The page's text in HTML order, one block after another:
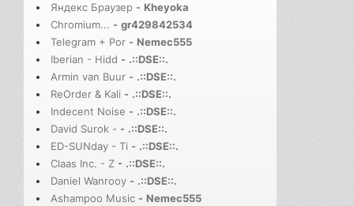
Яндекс Браузер - Kheyoka
Chromium... - gr429842534
Telegram + Por - Nemec555
Iberian - Hidd - .::DSE::.
Armin van Buur - .::DSE::.
ReOrder & Kali - .::DSE::.
Indecent Noise - .::DSE::.
David Surok - - .::DSE::.
ED-SUNday - Ti - .::DSE::.
Claas Inc. - Z - .::DSE::.
Daniel Wanrooy - .::DSE::.
Ashampoo Music - Nemec555